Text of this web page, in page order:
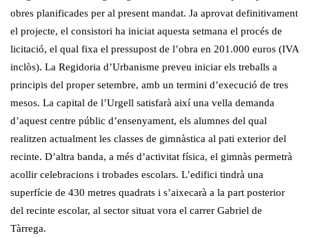
obres planificades per al present mandat. Ja aprovat definitivament
el projecte, el consistori ha iniciat aquesta setmana el procés de
licitació, el qual fixa el pressupost de l’obra en 201.000 euros (IVA
inclòs). La Regidoria d’Urbanisme preveu iniciar els treballs a
principis del proper setembre, amb un termini d’execució de tres
mesos. La capital de l’Urgell satisfarà així una vella demanda
d’aquest centre públic d’ensenyament, els alumnes del qual
realitzen actualment les classes de gimnàstica al pati exterior del
recinte. D’altra banda, a més d’activitat física, el gimnàs permetrà
acollir celebracions i trobades escolars. L’edifici tindrà una
superfície de 430 metres quadrats i s’aixecarà a la part posterior
del recinte escolar, al sector situat vora el carrer Gabriel de
Tàrrega.